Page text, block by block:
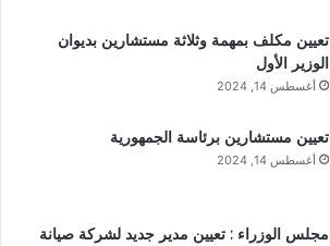
تعيين مكلف بمهمة وثلاثة مستشارين بديوان
الوزير الأول
أغسطس 14, 2024
تعيين مستشارين برئاسة الجمهورية
أغسطس 14, 2024
مجلس الوزراء : تعيين مدير جديد لشركة صيانة